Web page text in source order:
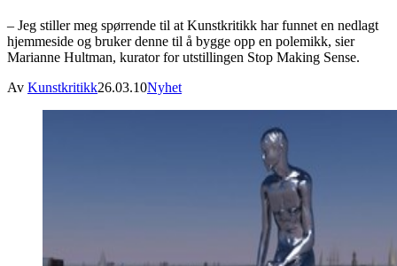
– Jeg stiller meg spørrende til at Kunstkritikk har funnet en nedlagt
hjemmeside og bruker denne til å bygge opp en polemikk, sier
Marianne Hultman, kurator for utstillingen Stop Making Sense.
Av Kunstkritikk26.03.10Nyhet